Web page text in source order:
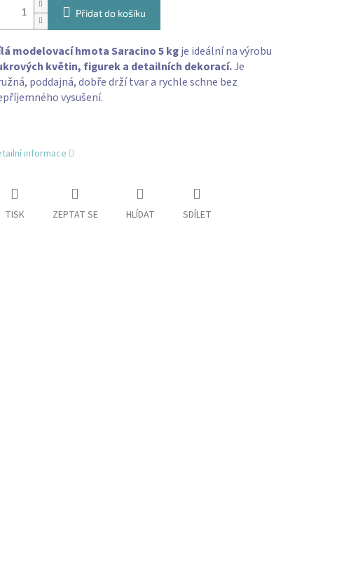
Přidat do košíku
modelovací hmota Saracino 5 kgje ideální na výrobu
květin, figurek a detailních dekorací.Je
poddajná, dobře drží tvar a rychle schne bez
vysušení.
informace
TISK ZEPTAT SE HLÍDAT SDÍLET